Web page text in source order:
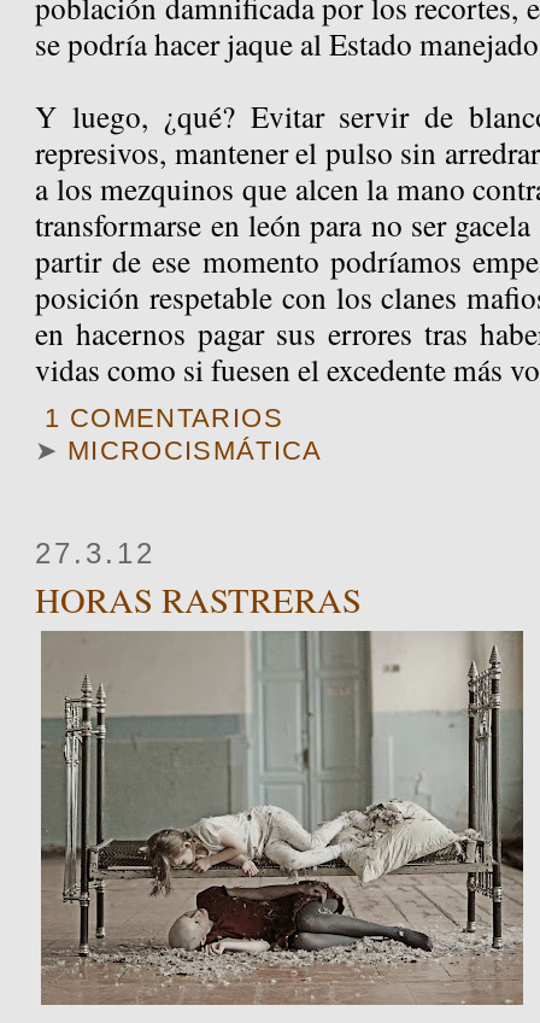
se podría hacer jaque al Estado
Y luego, ¿qué? Evitar servir de
represivos, mantener el pulso sin
a los mezquinos que alcen la mano
transformarse en león para no ser
partir de ese momento podríamos
posición respetable con los clanes
en hacernos pagar sus errores tras
vidas como si fuesen el excedente más
1 COMENTARIOS
➤ MICROCISMÁTICA
27.3.12
HORAS RASTRERAS